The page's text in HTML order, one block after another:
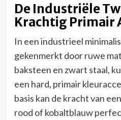
De Industriële
Krachtig Primair
In een industrieel
gekenmerkt door ruwe
baksteen en zwart staal,
een hard, primair
basis kan de kracht van
rood of kobaltblauw